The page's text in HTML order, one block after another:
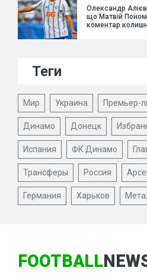
Олександр
що Матвій
коментар
Теги
Мир Украина Премьер-
Динамо Донецк
Испания ФК Динамо
Трансферы Россия
Германия Харьков
FOOTBALL